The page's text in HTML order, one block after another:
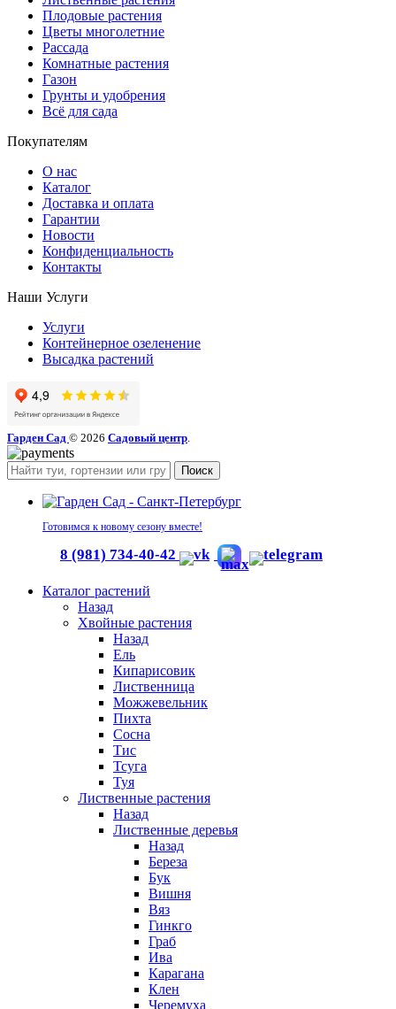
Плодовые растения
Цветы многолетние
Рассада
Комнатные растения
Газон
Грунты и удобрения
Всё для сада
Покупателям
О нас
Каталог
Доставка и оплата
Гарантии
Новости
Конфиденциальность
Контакты
Наши Услуги
Услуги
Контейнерное озеленение
Высадка растений
Гарден Сад © 2026 Садовый центр
Поиск
Готовимся к новому сезону вместе!
8 (981) 734-40-42
Каталог растений
Назад
Хвойные растения
Назад
Ель
Кипарисовик
Лиственница
Можжевельник
Пихта
Сосна
Тис
Тсуга
Туя
Лиственные растения
Назад
Лиственные деревья
Назад
Береза
Бук
Вишня
Вяз
Гинкго
Граб
Ива
Карагана
Клен
Черемуха